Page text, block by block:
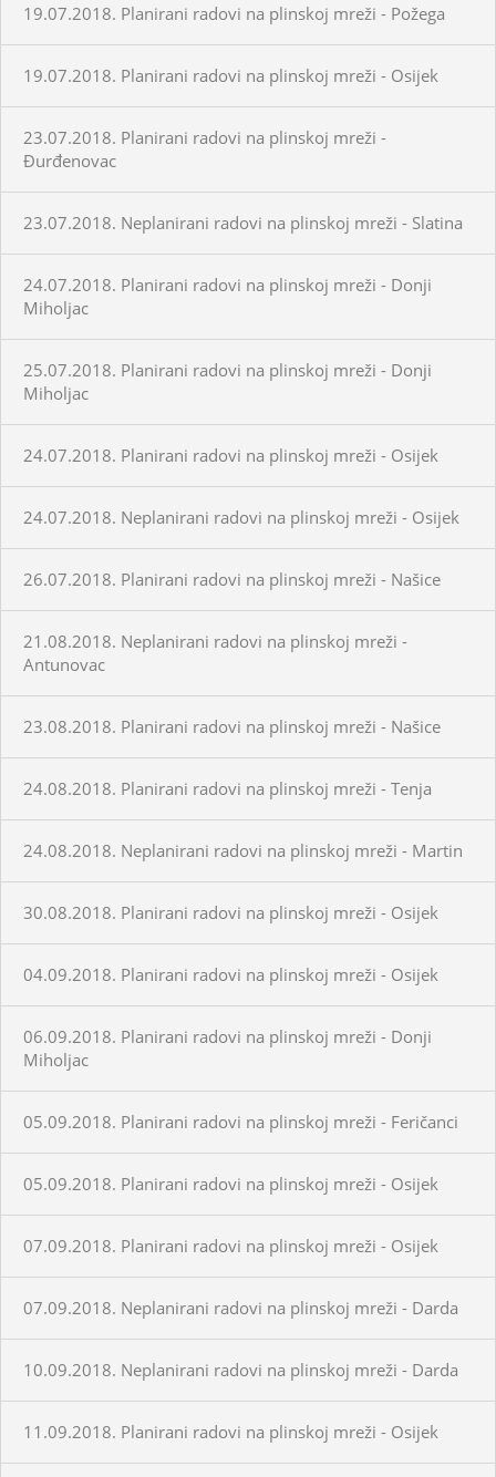
19.07.2018. Planirani radovi na plinskoj mreži - Požega
19.07.2018. Planirani radovi na plinskoj mreži - Osijek
23.07.2018. Planirani radovi na plinskoj mreži -
Đurđenovac
23.07.2018. Neplanirani radovi na plinskoj mreži - Slatina
24.07.2018. Planirani radovi na plinskoj mreži - Donji
Miholjac
25.07.2018. Planirani radovi na plinskoj mreži - Donji
Miholjac
24.07.2018. Planirani radovi na plinskoj mreži - Osijek
24.07.2018. Neplanirani radovi na plinskoj mreži - Osijek
26.07.2018. Planirani radovi na plinskoj mreži - Našice
21.08.2018. Neplanirani radovi na plinskoj mreži -
Antunovac
23.08.2018. Planirani radovi na plinskoj mreži - Našice
24.08.2018. Planirani radovi na plinskoj mreži - Tenja
24.08.2018. Neplanirani radovi na plinskoj mreži - Martin
30.08.2018. Planirani radovi na plinskoj mreži - Osijek
04.09.2018. Planirani radovi na plinskoj mreži - Osijek
06.09.2018. Planirani radovi na plinskoj mreži - Donji
Miholjac
05.09.2018. Planirani radovi na plinskoj mreži - Feričanci
05.09.2018. Planirani radovi na plinskoj mreži - Osijek
07.09.2018. Planirani radovi na plinskoj mreži - Osijek
07.09.2018. Neplanirani radovi na plinskoj mreži - Darda
10.09.2018. Neplanirani radovi na plinskoj mreži - Darda
11.09.2018. Planirani radovi na plinskoj mreži - Osijek